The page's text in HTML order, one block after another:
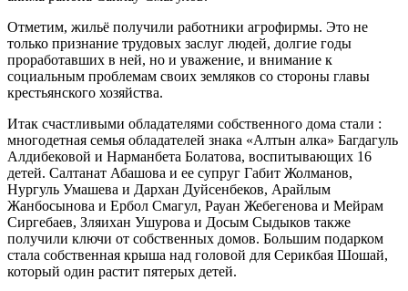
Отметим, жильё получили работники агрофирмы. Это не
только признание трудовых заслуг людей, долгие годы
проработавших в ней, но и уважение, и внимание к
социальным проблемам своих земляков со стороны главы
крестьянского хозяйства.
Итак счастливыми обладателями собственного дома стали :
многодетная семья обладателей знака «Алтын алка» Багдагуль
Алдибековой и Нарманбета Болатова, воспитывающих 16
детей. Салтанат Абашова и ее супруг Габит Жолманов,
Нургуль Умашева и Дархан Дуйсенбеков, Арайлым
Жанбосынова и Ербол Смагул, Рауан Жебегенова и Мейрам
Сиргебаев, Зляихан Ушурова и Досым Сыдыков также
получили ключи от собственных домов. Большим подарком
стала собственная крыша над головой для Серикбая Шошай,
который один растит пятерых детей.